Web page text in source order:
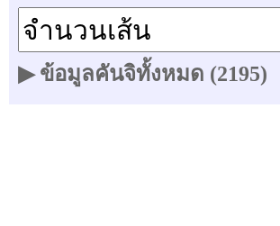
▶ ข้อมูลคันจิทั้งหมด (2195)